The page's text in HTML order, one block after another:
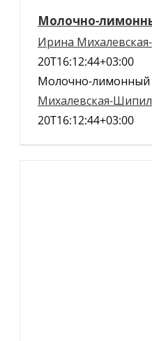
Молочно-
Ирина
20T16:12:44+03:00
Молочно-лимонный
Михалевская-
20T16:12:44+03:00